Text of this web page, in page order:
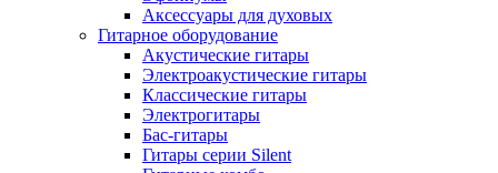
Аксессуары для духовых
Гитарное оборудование
Акустические гитары
Электроакустические гитары
Классические гитары
Электрогитары
Бас-гитары
Гитары серии Silent